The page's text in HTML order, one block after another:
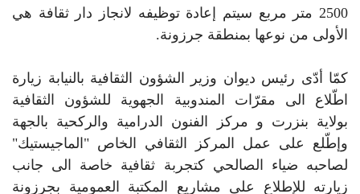
2500 متر مربع سيتم إعادة توظيفه لانجاز دار ثقافة هي
الأولى من نوعها بمنطقة جرزونة.
كمّا أدّى رئيس ديوان وزير الشؤون الثقافية بالنيابة زيارة
اطّلاع الى مقرّات المندوبية الجهوية للشؤون الثقافية
بولاية بنزرت و مركز الفنون الدرامية والركحية بالجهة
وإطّلع على عمل المركز الثقافي الخاص "الماجيستيك"
لصاحبه ضياء الصالحي كتجربة ثقافية خاصة الى جانب
زيارته للإطلاع على مشاريع المكتبة العمومية بجرزونة